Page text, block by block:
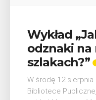
V Turniej
W ostatni weekend
Myślenicach
Myślimira.